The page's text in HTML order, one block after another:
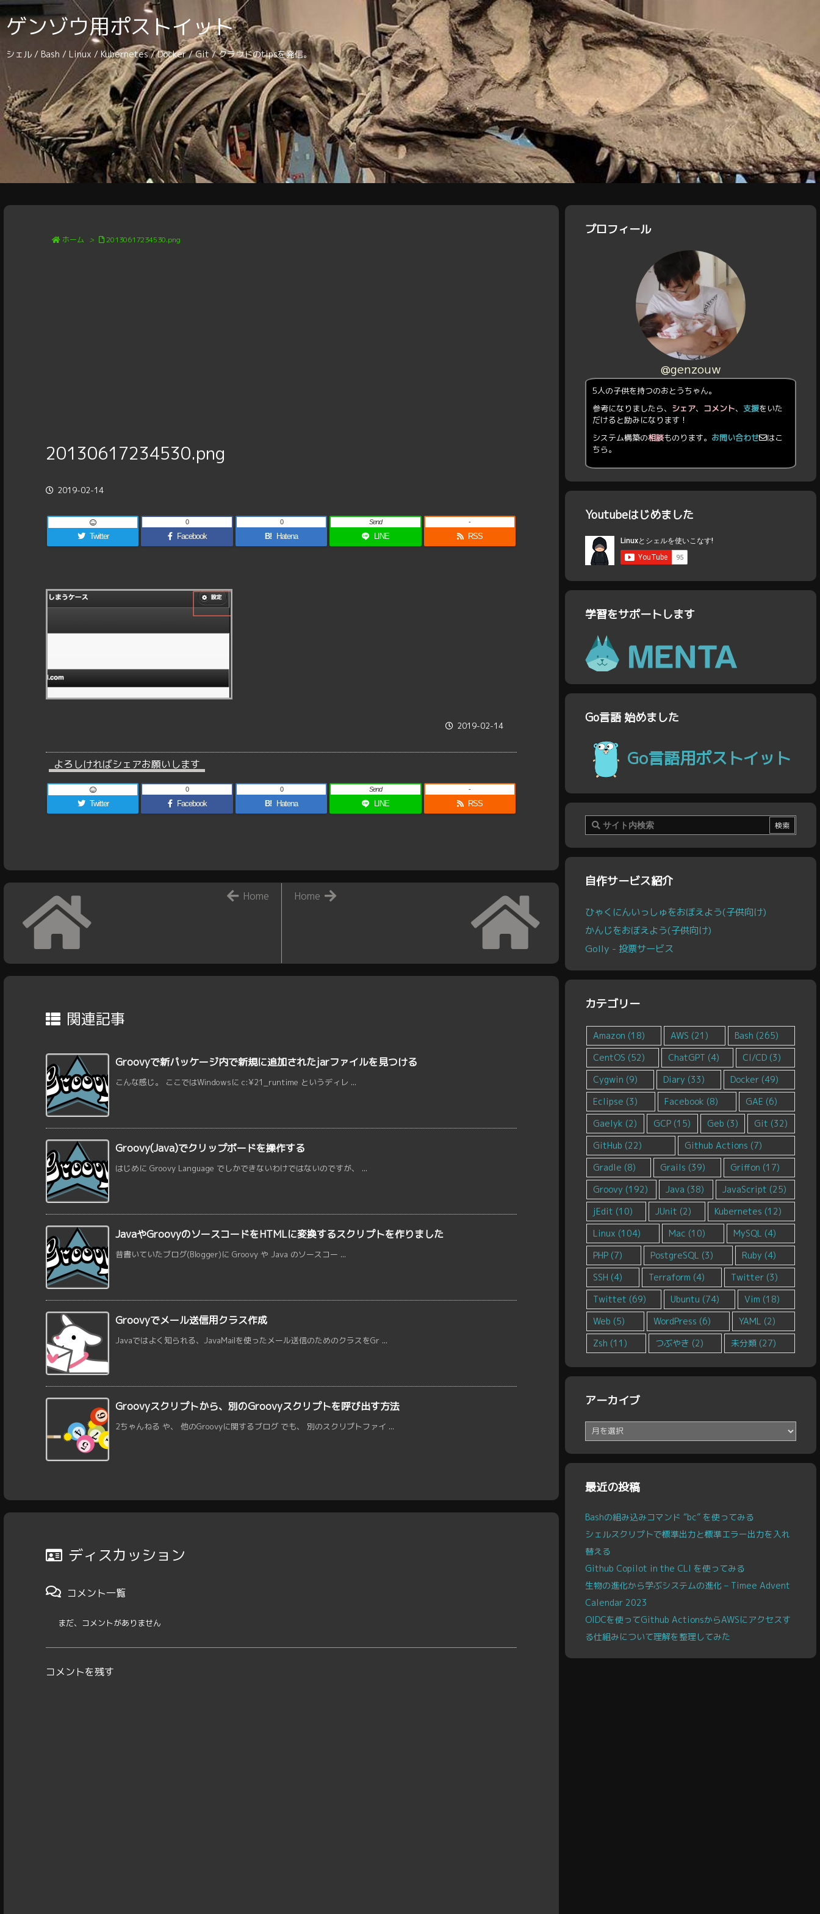
ゲンゾウ用ポストイット
シェル / Bash / Linux / Kubernetes / Docker / Git / クラウドのtipsを発信。
ホーム > 20130617234530.png
20130617234530.png
2019-02-14
Twitter Facebook
0
B! Hatena
0
LINE
Send
RSS
-
2019-02-14
よろしければシェアお願いします
Twitter Facebook
0
B! Hatena
0
LINE
Send
RSS
-
Home
Home
関連記事
Groovyで新パッケージ内で新規に追加されたjarファイルを見つける
こんな感じ。 ここではWindowsに c:¥21_runtime というディレ ...
Groovy(Java)でクリップボードを操作する
はじめに Groovy Language でしかできないわけではないのですが、 ...
JavaやGroovyのソースコードをHTMLに変換するスクリプトを作りました
昔書いていたブログ(Blogger)に Groovy や Java のソースコー ...
Groovyでメール送信用クラス作成
Javaではよく知られる、JavaMailを使ったメール送信のためのクラスをGr ...
Groovyスクリプトから、別のGroovyスクリプトを呼び出す方法
2ちゃんねる や、 他のGroovyに関するブログ でも、 別のスクリプトファイ ...
ディスカッション
コメント一覧
まだ、コメントがありません
コメントを残す
プロフィール
@genzouw
5人の子供を持つのおとうちゃん。
参考になりましたら、 シェア、 コメント、 支援をいた
だけると励みになります！
システム構築の相談ものります。 お問い合わせ
はこ
ちら。
Youtubeはじめました
学習をサポートします
Go言語 始めました
Go言語用ポストイット
自作サービス紹介
ひゃくにんいっしゅをおぼえよう(子供向け)
かんじをおぼえよう(子供向け)
Golly - 投票サービス
カテゴリー
Amazon (18) AWS (21) Bash (265)
CentOS (52) ChatGPT (4) CI/CD (3)
Cygwin (9) Diary (33) Docker (49)
Eclipse (3) Facebook (8) GAE (6)
Gaelyk (2) GCP(15) Geb (3) Git (32)
GitHub (22) Github Actions (7)
Gradle (8) Grails (39) Griffon (17)
Groovy (192) Java (38) JavaScript (25)
jEdit (10) JUnit (2) Kubernetes (12)
Linux (104) Mac (10) MySQL (4)
PHP (7) PostgreSQL (3) Ruby (4)
SSH (4) Terraform (4) Twitter (3)
Twittet (69) Ubuntu (74) Vim (18)
Web (5) WordPress (6) YAML (2)
Zsh (11) つぶやき (2) 未分類 (27)
アーカイブ
ー
イ
最近の投稿
Bashの組み込みコマンド “bc” を使ってみる
シェルスクリプトで標準出力と標準エラー出力を入れ
替える
Github Copilot in the CLI を使ってみる
生物の進化から学ぶシステムの進化 – Timee Advent
Calendar 2023
OIDCを使ってGithub ActionsからAWSにアクセスす
る仕組みについて理解を整理してみた